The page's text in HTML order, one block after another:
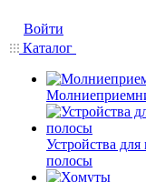
Войти
Каталог
Устройства
полосы